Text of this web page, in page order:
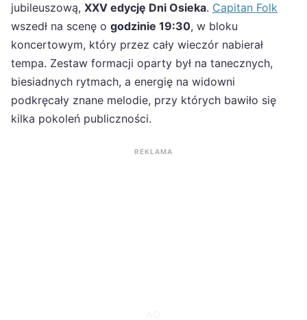
jubileuszową, XXV edycję Dni Osieka. Capitan Folk
wszedł na scenę o godzinie 19:30, w bloku
koncertowym, który przez cały wieczór nabierał
tempa. Zestaw formacji oparty był na tanecznych,
biesiadnych rytmach, a energię na widowni
podkręcały znane melodie, przy których bawiło się
kilka pokoleń publiczności.
REKLAMA